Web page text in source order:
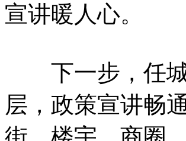
宣讲暖人心。
下一步，任城
层，政策宣讲畅